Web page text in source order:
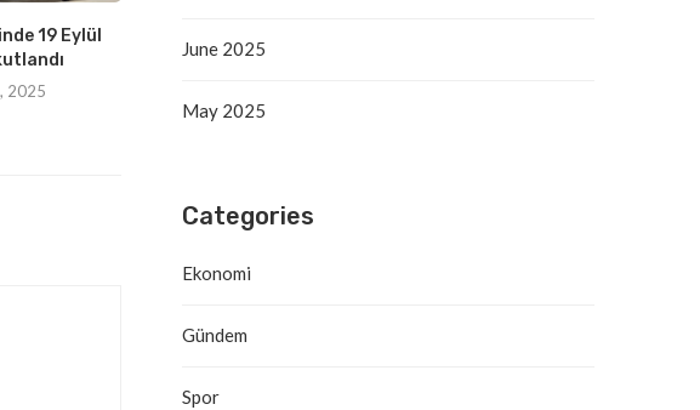
19 Eylül
2025
June 2025
May 2025
Categories
Ekonomi
Gündem
Spor